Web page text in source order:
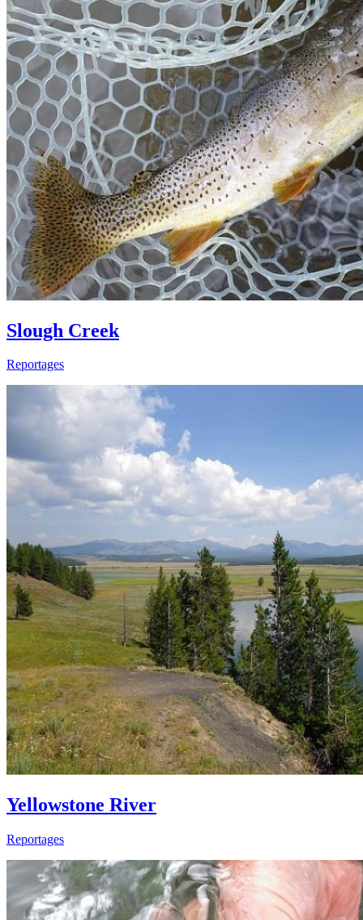
Slough Creek
Reportages
Yellowstone River
Reportages